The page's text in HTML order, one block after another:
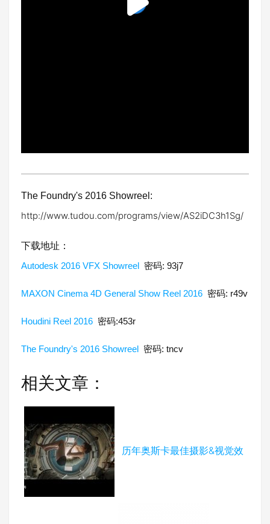
The Foundry's 2016 Showreel:
http://www.tudou.com/programs/view/AS2iDC3h1Sg/
下载地址：
Autodesk 2016 VFX Showreel 密码: 93j7
MAXON Cinema 4D General Show Reel 2016 密码: r49v
Houdini Reel 2016 密码:453r
The Foundry's 2016 Showreel 密码: tncv
相关文章：
历年奥斯卡最佳摄影&视觉效